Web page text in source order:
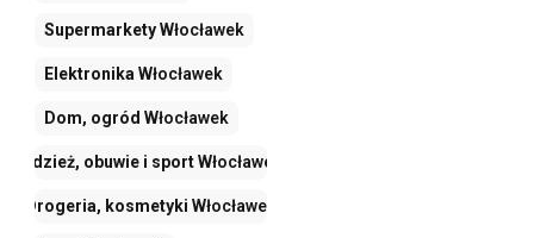
SupermarketyWłocławek
Elektronika Włocławek
Dom, ogród Włocławek
Odzież, obuwie i sportWłocławek
Drogeria, kosmetyki Włocławek